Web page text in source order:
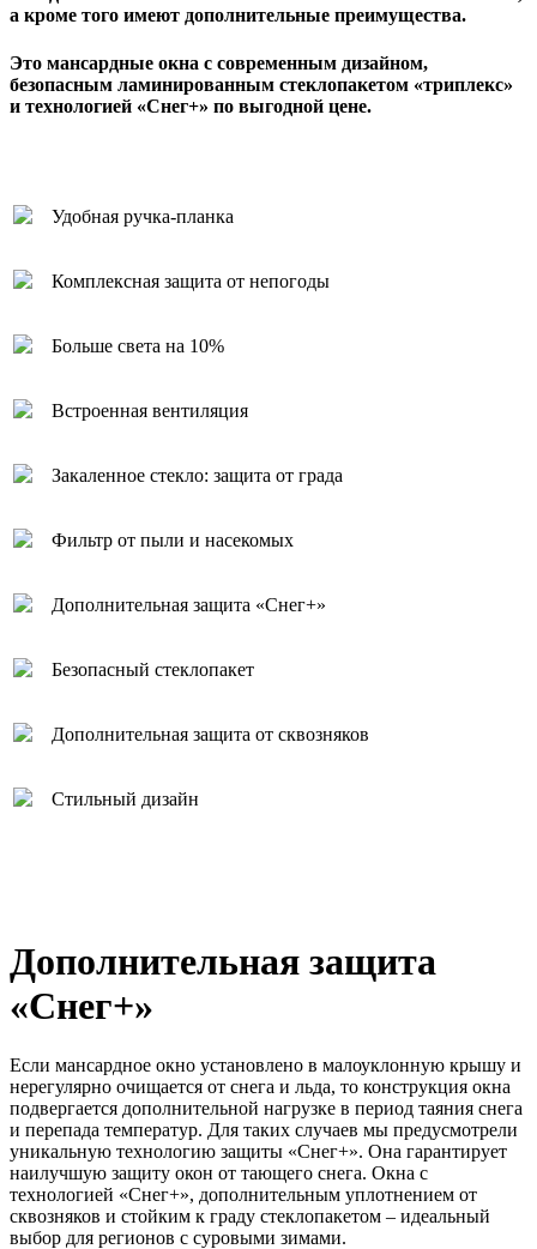
а кроме того имеют дополнительные преимущества.
Это мансардные окна с современным дизайном,
безопасным ламинированным стеклопакетом «триплекс»
и технологией «Снег+» по выгодной цене.
Удобная ручка-планка
Комплексная защита от непогоды
Больше света на 10%
Встроенная вентиляция
Закаленное стекло: защита от града
Фильтр от пыли и насекомых
Дополнительная защита «Снег+»
Безопасный стеклопакет
Дополнительная защита от сквозняков
Стильный дизайн
Дополнительная защита
«Снег+»
Если мансардное окно установлено в малоуклонную крышу и
нерегулярно очищается от снега и льда, то конструкция окна
подвергается дополнительной нагрузке в период таяния снега
и перепада температур. Для таких случаев мы предусмотрели
уникальную технологию защиты «Снег+». Она гарантирует
наилучшую защиту окон от тающего снега. Окна с
технологией «Снег+», дополнительным уплотнением от
сквозняков и стойким к граду стеклопакетом – идеальный
выбор для регионов с суровыми зимами.